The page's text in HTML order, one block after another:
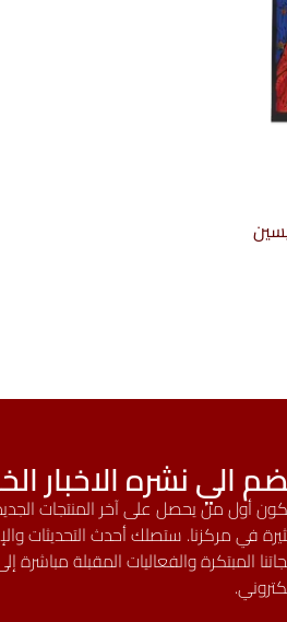
الي نشره الاخبار
أول من يحصل على آخر المنتجات
في مركزنا. ستصلك أحدث التحديثات
المبتكرة والفعاليات المقبلة مباشرة